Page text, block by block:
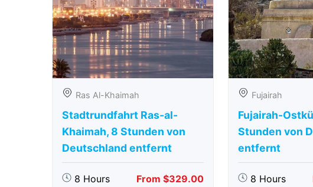
Ras Al-Khaimah
Stadtrundfahrt Ras-al-
Khaimah, 8 Stunden von
Deutschland entfernt
8 Hours From $329.00
Fujairah
Fujairah-
Stunden von
entfernt
8 Hours